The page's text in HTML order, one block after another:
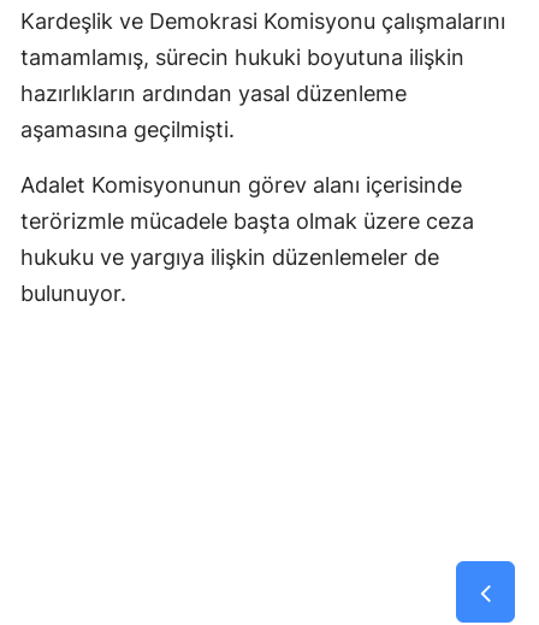
Kardeşlik ve Demokrasi Komisyonu çalışmalarını
tamamlamış, sürecin hukuki boyutuna ilişkin
hazırlıkların ardından yasal düzenleme
aşamasına geçilmişti.
Adalet Komisyonunun görev alanı içerisinde
terörizmle mücadele başta olmak üzere ceza
hukuku ve yargıya ilişkin düzenlemeler de
bulunuyor.